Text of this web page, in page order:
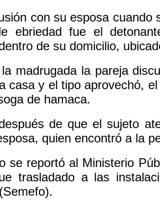
con su esposa cuando
ebriedad fue el
de su domicilio,
madrugada la pareja
casa y el tipo aprovechó,
de hamaca.
de que el sujeto
quien encontró a la
se reportó al Ministerio
trasladado a las